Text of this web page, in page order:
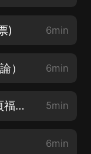
) 6min
） 6min
第0004集 村中鬼事（專輯主頁福利多多） 5min
6min